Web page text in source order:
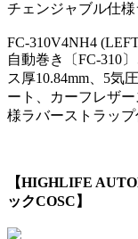
チェンジャブル仕
FC-310V4NH4
自動巻き〔FC-310
ス厚10.84mm、5気
ート、カーフレザ
様ラバーストラップ
【HIGHLIFE
ックCOSC】